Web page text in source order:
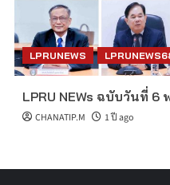
LPRUNEWS
LPRU NEWs ฉบับวันที่
CHANATIP.M 1 ปี ago